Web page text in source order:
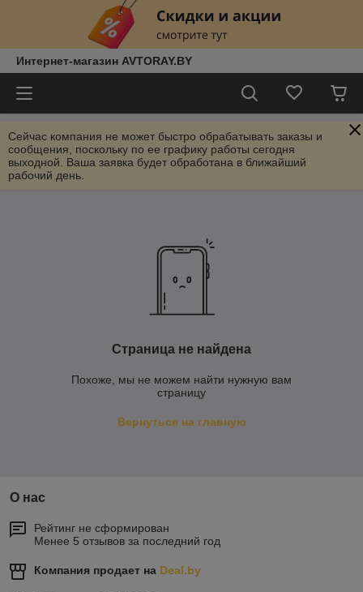
Интернет-магазин AVTORAY.BY
Сейчас компания не может быстро обрабатывать заказы и
сообщения, поскольку по ее графику работы сегодня
выходной. Ваша заявка будет обработана в ближайший
рабочий день.
Страница не найдена
Похоже, мы не можем найти нужную вам
страницу
Вернуться на главную
О нас
Рейтинг не сформирован
Менее 5 отзывов за последний год
Компания продает на Deal.by